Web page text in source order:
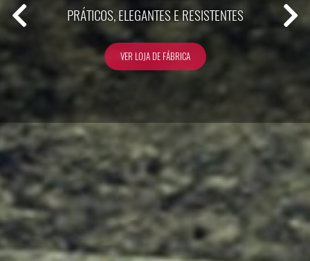
Previous Slide Next
PRÁTICOS, ELEGANTES E RESISTENTES
VER LOJA DE FÁBRICA